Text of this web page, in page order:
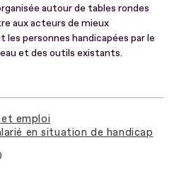
autour de tables rondes
aux acteurs de mieux
personnes handicapées par le
et des outils existants.
emploi
en situation de handicap